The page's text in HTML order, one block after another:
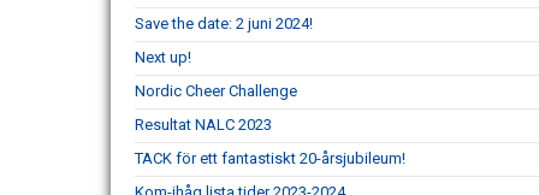
Save the date: 2 juni 2024!
Next up!
Nordic Cheer Challenge
Resultat NALC 2023
TACK för ett fantastiskt 20-årsjubileum!